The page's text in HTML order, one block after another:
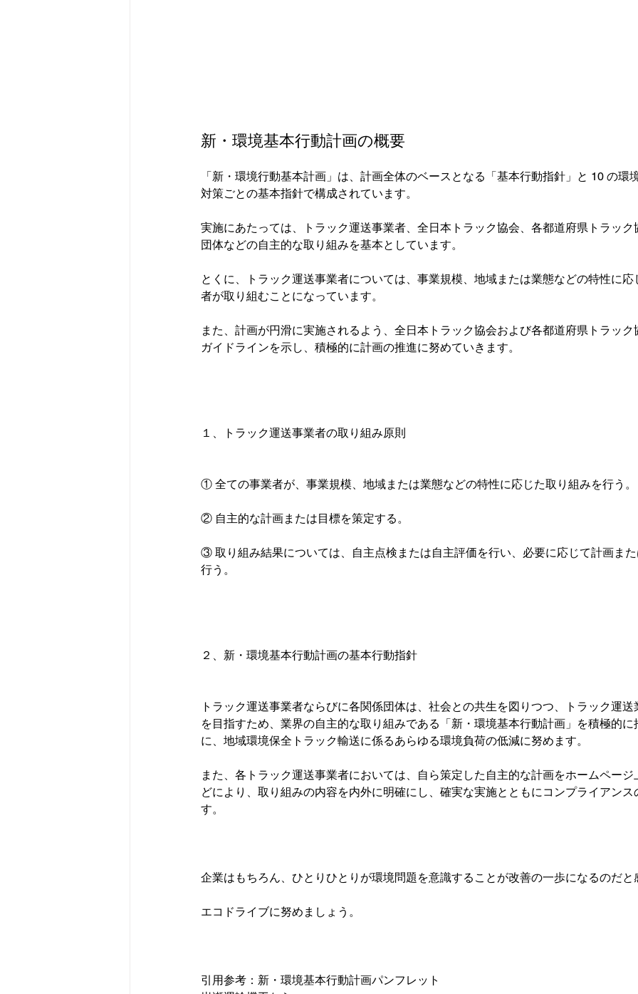
新・環境基本行動計画の概要
「新・環境行動基本計画」は、計画全体のベースとなる「基本行動指針」と 10 の環
対策ごとの基本指針で構成されています。
実施にあたっては、トラック運送事業者、全日本トラック協会、各都道府県トラック
団体などの自主的な取り組みを基本としています。
とくに、トラック運送事業者については、事業規模、地域または業態などの特性に
者が取り組むことになっています。
また、計画が円滑に実施されるよう、全日本トラック協会および各都道府県トラッ
ガイドラインを示し、積極的に計画の推進に努めていきます。
１、トラック運送事業者の取り組み原則
① 全ての事業者が、事業規模、地域または業態などの特性に応じた取り組みを行う。
② 自主的な計画または目標を策定する。
③ 取り組み結果については、自主点検または自主評価を行い、必要に応じて計画ま
行う。
２、新・環境基本行動計画の基本行動指針
トラック運送事業者ならびに各関係団体は、社会との共生を図りつつ、トラック運
を目指すため、業界の自主的な取り組みである「新・環境基本行動計画」を積極的に
に、地域環境保全トラック輸送に係るあらゆる環境負荷の低減に努めます。
また、各トラック運送事業者においては、自ら策定した自主的な計画をホームペー
どにより、取り組みの内容を内外に明確にし、確実な実施とともにコンプライアンス
す。
企業はもちろん、ひとりひとりが環境問題を意識することが改善の一歩になるのだと
エコドライブに努めましょう。
引用参考： 新・環境基本行動計画パンフレット